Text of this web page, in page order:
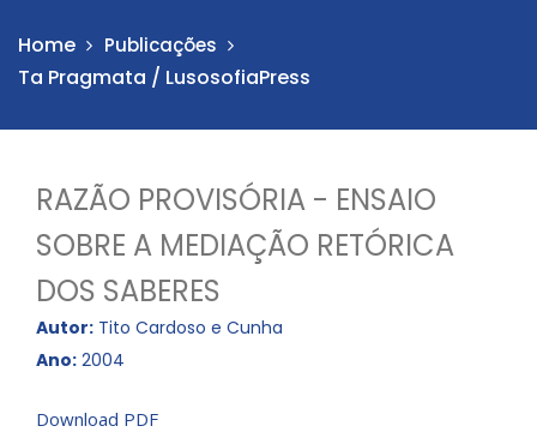
Home Publicações
Ta Pragmata / LusosofiaPress
RAZÃO PROVISÓRIA - ENSAIO
SOBRE A MEDIAÇÃO RETÓRICA
DOS SABERES
Autor: Tito Cardoso e Cunha
Ano: 2004
Download PDF